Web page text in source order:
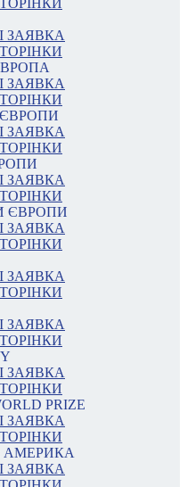
ЗАЯВКА
ЗАЯВКА
ЗАЯВКА
ЗАЯВКА
ЄВРОПИ
ЗАЯВКА
ЗАЯВКА
ЗАЯВКА
ЗАЯВКА
PRIZE
ЗАЯВКА
АМЕРИКА
ЗАЯВКА